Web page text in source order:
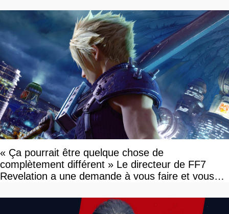
« Ça pourrait être quelque chose de
complètement différent » Le directeur de FF7
Revelation a une demande à vous faire et vous